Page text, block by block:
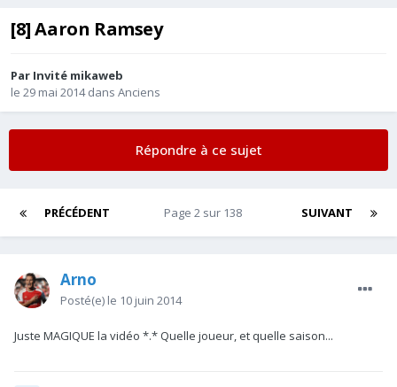
[8] Aaron Ramsey
Par Invité mikaweb
le 29 mai 2014dans Anciens
Répondre à ce sujet
PRÉCÉDENT SUIVANT
Page 2 sur 138
Arno
Posté(e) le 10 juin 2014
Juste MAGIQUE la vidéo *.* Quelle joueur, et quelle saison...